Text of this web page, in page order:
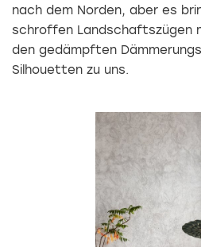
nach dem Norden, aber es
schroffen Landschaftszügen
den gedämpften
Silhouetten zu uns.